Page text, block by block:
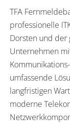
TFA
professionelle
Dorsten und der
Unternehmen
umfassende
langfristigen
moderne